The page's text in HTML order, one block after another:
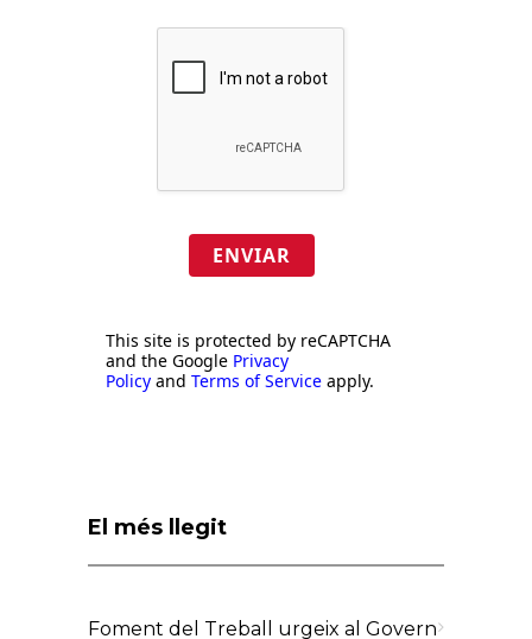
ENVIAR
This site is protected by reCAPTCHA
and the Google Privacy
Policy and Terms of Service apply.
El més llegit
Foment del Treball urgeix al Govern